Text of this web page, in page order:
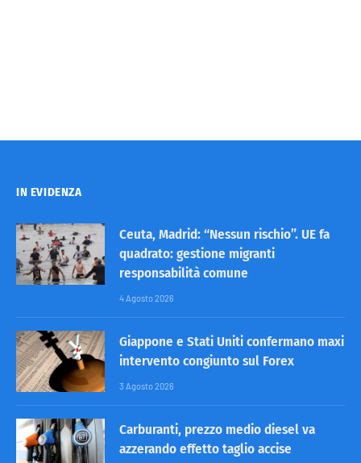
IN EVIDENZA
Ceuta, Madrid: “Nessun rischio”. UE fa
quadrato: gestione migranti
responsabilità comune
4 Agosto 2026
Giappone e Stati Uniti confermano maxi
intervento congiunto sul Forex
3 Agosto 2026
Carburanti, prezzo medio diesel va
azzerando effetto taglio accise